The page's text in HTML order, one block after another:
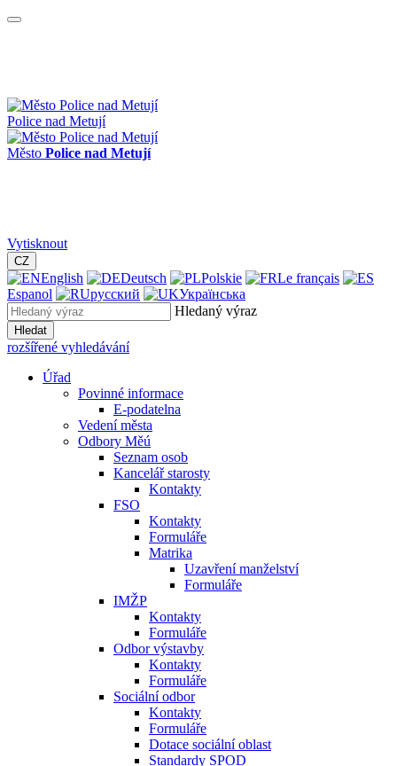
Police nad Metují
Město Police nad Metují
Vytisknout
CZ
English Deutsch Polskie
Le français
Espanol
русский
Українська
Hledaný výraz
Hledat
rozšířené vyhledávání
Úřad
Povinné informace
E-podatelna
Vedení města
Odbory Měú
Seznam osob
Kancelář starosty
Kontakty
FSO
Kontakty
Formuláře
Matrika
Uzavření manželství
Formuláře
IMŽP
Kontakty
Formuláře
Odbor výstavby
Kontakty
Formuláře
Sociální odbor
Kontakty
Formuláře
Dotace sociální oblast
Standardy SPOD